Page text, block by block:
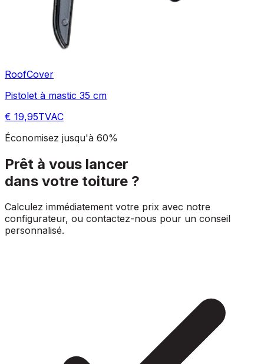
RoofCover
Pistolet à mastic 35 cm
€ 19,95TVAC
Économisez jusqu'à 60%
Prêt à vous lancer
dans votre toiture ?
Calculez immédiatement votre prix avec notre
configurateur, ou contactez-nous pour un conseil
personnalisé.